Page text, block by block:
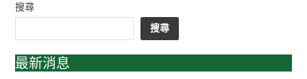
搜尋
搜尋
最新消息